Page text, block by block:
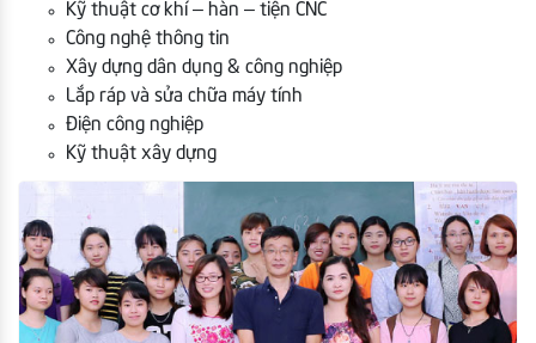
Kỹ thuật cơ khí – hàn – tiện CNC
Công nghệ thông tin
Xây dựng dân dụng & công nghiệp
Lắp ráp và sửa chữa máy tính
Điện công nghiệp
Kỹ thuật xây dựng